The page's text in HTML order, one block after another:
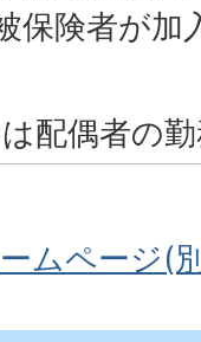
保険者が加
配偶者の
ムページ(